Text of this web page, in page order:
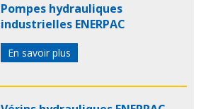
Pompes hydrauliques
industrielles ENERPAC
En savoir plus